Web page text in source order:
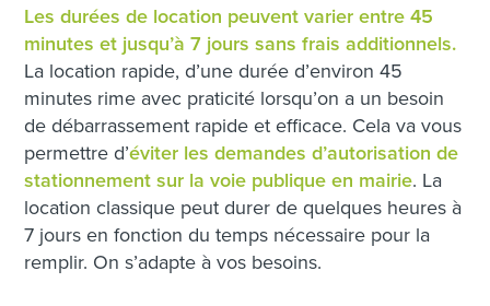
Les durées de location peuvent varier entre 45
minutes et jusqu’à 7 jours sans frais additionnels.
La location rapide, d’une durée d’environ 45
minutes rime avec praticité lorsqu’on a un besoin
de débarrassement rapide et efficace. Cela va vous
permettre d’éviter les demandes d’autorisation de
stationnement sur la voie publique en mairie. La
location classique peut durer de quelques heures à
7 jours en fonction du temps nécessaire pour la
remplir. On s’adapte à vos besoins.